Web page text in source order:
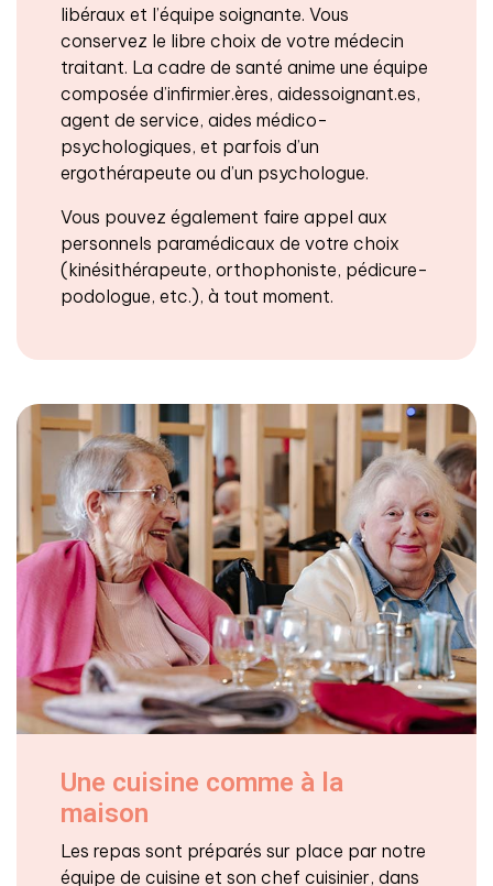
libéraux et l’équipe soignante. Vous
conservez le libre choix de votre médecin
traitant. La cadre de santé anime une équipe
composée d’infirmier.ères, aidessoignant.es,
agent de service, aides médico-
psychologiques, et parfois d’un
ergothérapeute ou d’un psychologue.
Vous pouvez également faire appel aux
personnels paramédicaux de votre choix
(kinésithérapeute, orthophoniste, pédicure-
podologue, etc.), à tout moment.
Une cuisine comme à la
maison
Les repas sont préparés sur place par notre
équipe de cuisine et son chef cuisinier, dans